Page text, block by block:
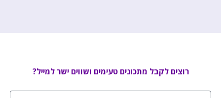
רוצים לקבל מתכונים טעימים ושווים ישר למייל?